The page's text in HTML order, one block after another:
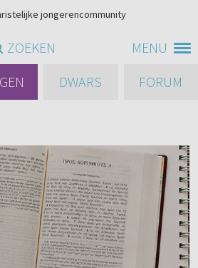
MENU
jongerencommunity
ZOEKEN
DWARS FORUM